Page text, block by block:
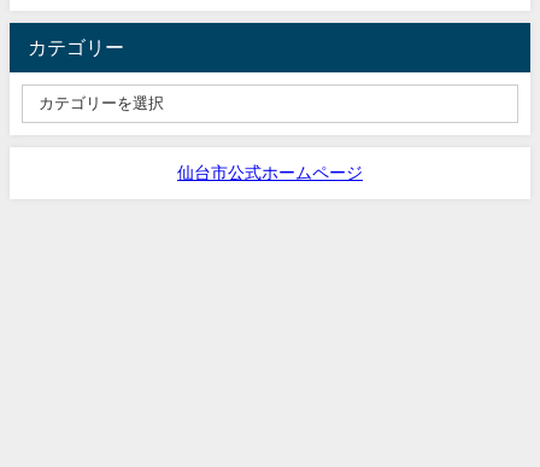
カテゴリー
仙台市公式ホームページ